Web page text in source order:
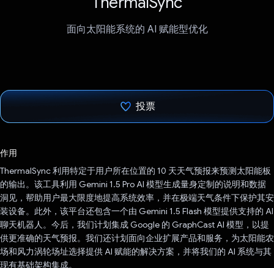
面向太阳能系统的 AI 赋能型优化
投票
作用
ThermalSync 利用特定于用户所在位置的 10 天天气预报来预测太阳能板
的输出。该工具利用 Gemini 1.5 Pro AI 模型生成量身定制的说明和数据
洞见，帮助用户最大限度地提高系统效率，并在极端天气条件下保护其安
装设备。此外，该平台还包含一个由 Gemini 1.5 Flash 模型提供支持的 AI
聊天机器人。今后，我们计划集成 Google 的 GraphCast AI 模型，以提
供更准确的天气预报。我们还计划面向企业扩展产品和服务，为太阳能农
场和风力涡轮场址选择提供 AI 赋能的解决方案，并将我们的 AI 系统与其
现有基础架构集成。